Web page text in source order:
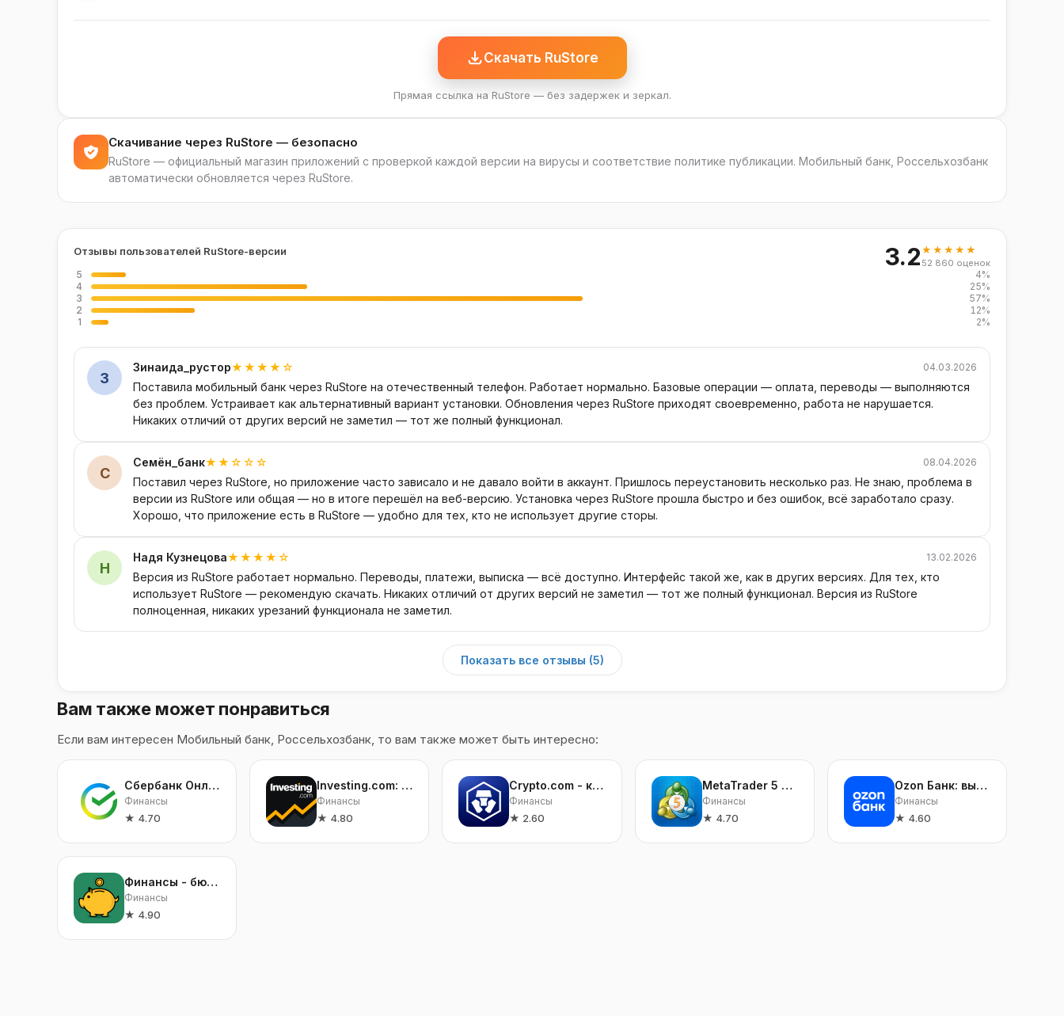
Скачать RuStore
Прямая ссылка на RuStore — без задержек и зеркал.
Скачивание через RuStore — безопасно
RuStore — официальный магазин приложений с проверкой каждой версии на вирусы и соответствие политике публикации. Мобильный банк, Россельхозбанк
автоматически обновляется через RuStore.
Отзывы пользователей RuStore-версии 3.2 ★★★★★
52 860 оценок
5
4%
4
25%
3
57%
2
12%
1
2%
З
Зинаида_рустор★★★★☆ 04.03.2026
Поставила мобильный банк через RuStore на отечественный телефон. Работает нормально. Базовые операции — оплата, переводы — выполняются
без проблем. Устраивает как альтернативный вариант установки. Обновления через RuStore приходят своевременно, работа не нарушается.
Никаких отличий от других версий не заметил — тот же полный функционал.
С
Семён_банк★★☆☆☆ 08.04.2026
Поставил через RuStore, но приложение часто зависало и не давало войти в аккаунт. Пришлось переустановить несколько раз. Не знаю, проблема в
версии из RuStore или общая — но в итоге перешёл на веб-версию. Установка через RuStore прошла быстро и без ошибок, всё заработало сразу.
Хорошо, что приложение есть в RuStore — удобно для тех, кто не использует другие сторы.
Н
Надя Кузнецова★★★★☆ 13.02.2026
Версия из RuStore работает нормально. Переводы, платежи, выписка — всё доступно. Интерфейс такой же, как в других версиях. Для тех, кто
использует RuStore — рекомендую скачать. Никаких отличий от других версий не заметил — тот же полный функционал. Версия из RuStore
полноценная, никаких урезаний функционала не заметил.
Показать все отзывы (5)
Вам также может понравиться
Если вам интересен Мобильный банк, Россельхозбанк, то вам также может быть интересно:
Сбербанк Онлайн
Финансы
★ 4.70
Investing.com: биржа и акции
Финансы
★ 4.80
Crypto.com - купить BTC, CRO
Финансы
★ 2.60
MetaTrader 5 — Форекс, Акции
Финансы
★ 4.70
Ozon Банк: выгодные покупки
Финансы
★ 4.60
Финансы - бюджет, расходы
Финансы
★ 4.90